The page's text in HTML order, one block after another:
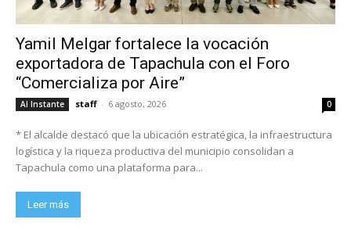
Yamil Melgar fortalece la vocación
exportadora de Tapachula con el Foro
“Comercializa por Aire”
Al Instante staff - 6 agosto, 2026 0
* El alcalde destacó que la ubicación estratégica, la infraestructura
logística y la riqueza productiva del municipio consolidan a
Tapachula como una plataforma para...
Leer más